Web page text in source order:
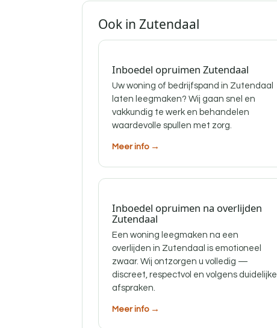
Ook in Zutendaal
Inboedel opruimen Zutendaal
Uw woning of bedrijfspand in Zutendaal
laten leegmaken? Wij gaan snel en
vakkundig te werk en behandelen
waardevolle spullen met zorg.
Meer info →
Inboedel opruimen na overlijden
Zutendaal
Een woning leegmaken na een
overlijden in Zutendaal is emotioneel
zwaar. Wij ontzorgen u volledig —
discreet, respectvol en volgens duidelijke
afspraken.
Meer info →